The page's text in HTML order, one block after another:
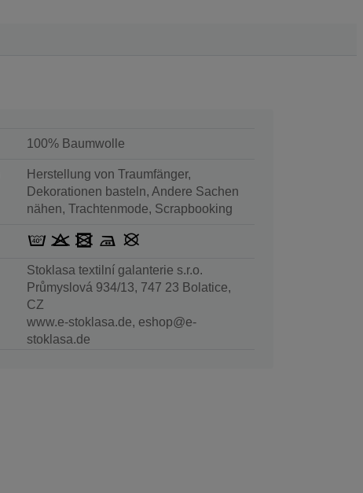
100% Baumwolle
Herstellung von Traumfänger,
Dekorationen basteln, Andere Sachen
nähen, Trachtenmode, Scrapbooking
Stoklasa textilní galanterie s.r.o.
Průmyslová 934/13, 747 23 Bolatice,
CZ
www.e-stoklasa.de, eshop@e-
stoklasa.de